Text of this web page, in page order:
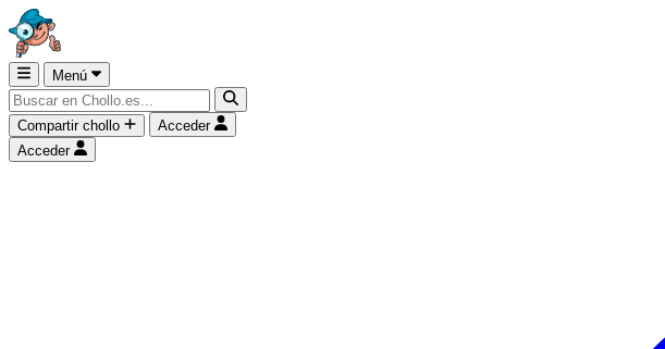
Menú
Compartir chollo
Acceder
Acceder